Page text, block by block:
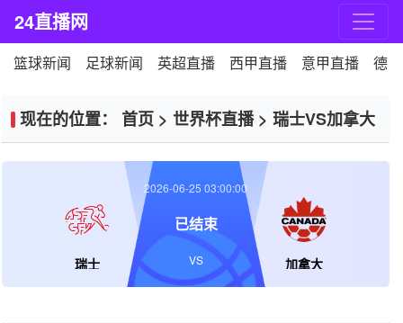
24直播网
篮球新闻 足球新闻 英超直播 西甲直播 意甲直播 德
现在的位置： 首页 > 世界杯直播> 瑞士VS加拿大
瑞士 加拿大
2026-06-25 03:00:00
已结束
VS